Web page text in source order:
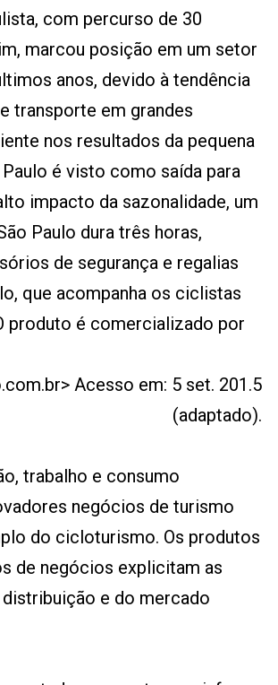
com percurso de 30
marcou posição em um setor
anos, devido à tendência
transporte em grandes
nos resultados da pequena
é visto como saída para
impacto da sazonalidade, um
Paulo dura três horas,
de segurança e regalias
que acompanha os ciclistas
produto é comercializado por
Acesso em: 5 set. 201.5
(adaptado).
trabalho e consumo
negócios de turismo
do cicloturismo. Os produtos
de negócios explicitam as
e do mercado